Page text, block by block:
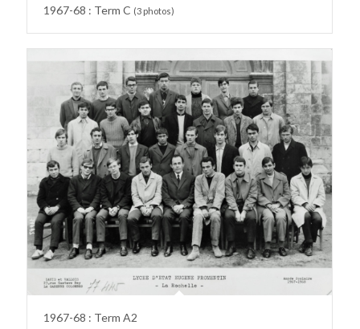
1967-68 : Term C (3 photos)
1967-68 : Term A2